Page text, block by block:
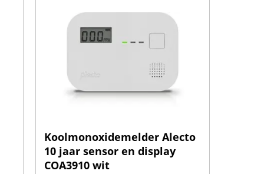
Koolmonoxidemelder Alecto
10 jaar sensor en display
COA3910 wit